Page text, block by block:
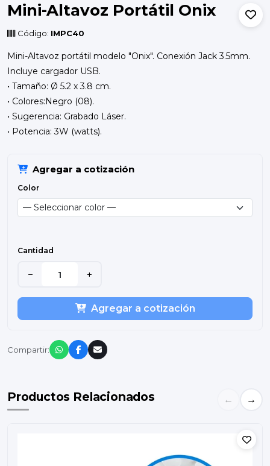
Mini-Altavoz Portátil Onix
Código: IMPC40
Mini-Altavoz portátil modelo "Onix". Conexión Jack 3.5mm.
Incluye cargador USB.
• Tamaño: Ø 5.2 x 3.8 cm.
• Colores:Negro (08).
• Sugerencia: Grabado Láser.
• Potencia: 3W (watts).
Agregar a cotización
Color
Cantidad
− +
Agregar a cotización
Compartir:
Productos Relacionados ← →